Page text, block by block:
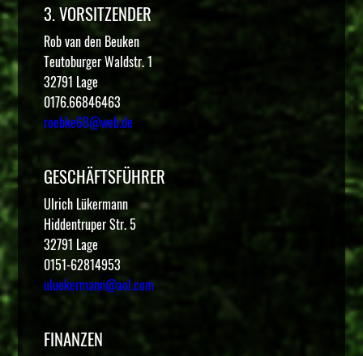
3. VORSITZENDER
Rob van den Beuken
Teutoburger Waldstr. 1
32791 Lage
0176.66846463
roebke68@web.de
GESCHÄFTSFÜHRER
Ulrich Lükermann
Hiddentruper Str. 5
32791 Lage
0151-62814953
uluekermann@aol.com
FINANZEN